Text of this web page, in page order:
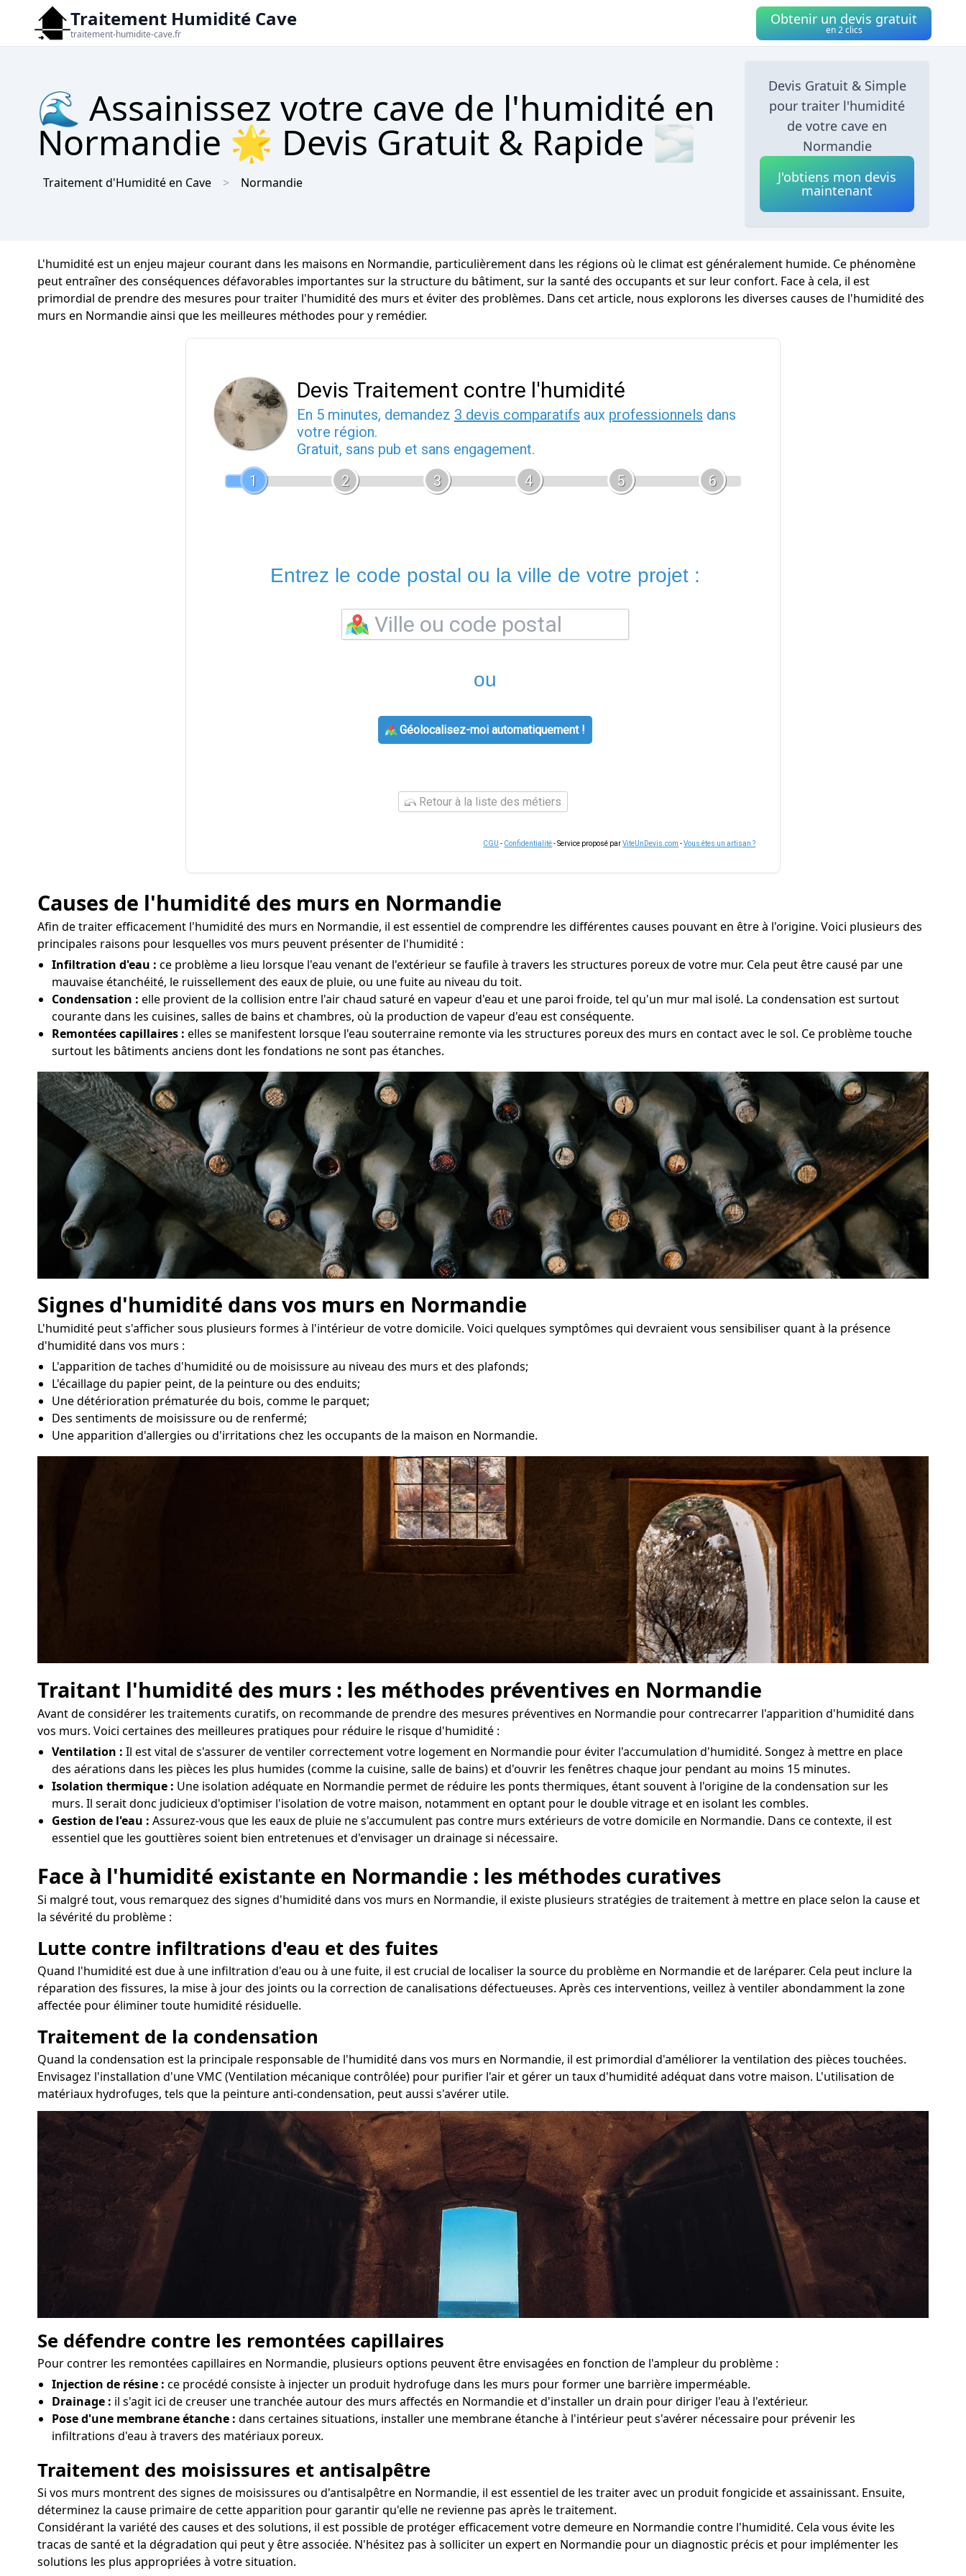
Traitement Humidité Cave
traitement-humidite-cave.fr
Obtenir un devis gratuit
en 2 clics
🌊 Assainissez votre cave de l'humidité en
Normandie 🌟 Devis Gratuit & Rapide 🌫
Traitement d'Humidité en Cave Normandie
Devis Gratuit & Simple
pour traiter l'humidité
de votre cave en
Normandie
J'obtiens mon devis
maintenant
L'humidité est un enjeu majeur courant dans les maisons en Normandie, particulièrement dans les régions où le climat est généralement humide. Ce phénomène
peut entraîner des conséquences défavorables importantes sur la structure du bâtiment, sur la santé des occupants et sur leur confort. Face à cela, il est
primordial de prendre des mesures pour traiter l'humidité des murs et éviter des problèmes. Dans cet article, nous explorons les diverses causes de l'humidité des
murs en Normandie ainsi que les meilleures méthodes pour y remédier.
Devis Traitement contre l'humidité
En 5 minutes, demandez 3 devis comparatifs aux professionnels dans
votre région.
Gratuit, sans pub et sans engagement.
1
2 3 4 5 6
Entrez le code postal ou la ville de votre projet :
ou
Géolocalisez-moi automatiquement !
Retour à la liste des métiers
CGU - Confidentialité- Service proposé parViteUnDevis.com -Vous êtes un artisan ?
Causes de l'humidité des murs en Normandie
Afin de traiter efficacement l'humidité des murs en Normandie, il est essentiel de comprendre les différentes causes pouvant en être à l'origine. Voici plusieurs des
principales raisons pour lesquelles vos murs peuvent présenter de l'humidité :
Infiltration d'eau : ce problème a lieu lorsque l'eau venant de l'extérieur se faufile à travers les structures poreux de votre mur. Cela peut être causé par une
mauvaise étanchéité, le ruissellement des eaux de pluie, ou une fuite au niveau du toit.
Condensation : elle provient de la collision entre l'air chaud saturé en vapeur d'eau et une paroi froide, tel qu'un mur mal isolé. La condensation est surtout
courante dans les cuisines, salles de bains et chambres, où la production de vapeur d'eau est conséquente.
Remontées capillaires : elles se manifestent lorsque l'eau souterraine remonte via les structures poreux des murs en contact avec le sol. Ce problème touche
surtout les bâtiments anciens dont les fondations ne sont pas étanches.
Signes d'humidité dans vos murs en Normandie
L'humidité peut s'afficher sous plusieurs formes à l'intérieur de votre domicile. Voici quelques symptômes qui devraient vous sensibiliser quant à la présence
d'humidité dans vos murs :
L'apparition de taches d'humidité ou de moisissure au niveau des murs et des plafonds;
L'écaillage du papier peint, de la peinture ou des enduits;
Une détérioration prématurée du bois, comme le parquet;
Des sentiments de moisissure ou de renfermé;
Une apparition d'allergies ou d'irritations chez les occupants de la maison en Normandie.
Traitant l'humidité des murs : les méthodes préventives en Normandie
Avant de considérer les traitements curatifs, on recommande de prendre des mesures préventives en Normandie pour contrecarrer l'apparition d'humidité dans
vos murs. Voici certaines des meilleures pratiques pour réduire le risque d'humidité :
Ventilation : Il est vital de s'assurer de ventiler correctement votre logement en Normandie pour éviter l'accumulation d'humidité. Songez à mettre en place
des aérations dans les pièces les plus humides (comme la cuisine, salle de bains) et d'ouvrir les fenêtres chaque jour pendant au moins 15 minutes.
Isolation thermique : Une isolation adéquate en Normandie permet de réduire les ponts thermiques, étant souvent à l'origine de la condensation sur les
murs. Il serait donc judicieux d'optimiser l'isolation de votre maison, notamment en optant pour le double vitrage et en isolant les combles.
Gestion de l'eau : Assurez-vous que les eaux de pluie ne s'accumulent pas contre murs extérieurs de votre domicile en Normandie. Dans ce contexte, il est
essentiel que les gouttières soient bien entretenues et d'envisager un drainage si nécessaire.
Face à l'humidité existante en Normandie : les méthodes curatives
Si malgré tout, vous remarquez des signes d'humidité dans vos murs en Normandie, il existe plusieurs stratégies de traitement à mettre en place selon la cause et
la sévérité du problème :
Lutte contre infiltrations d'eau et des fuites
Quand l'humidité est due à une infiltration d'eau ou à une fuite, il est crucial de localiser la source du problème en Normandie et de laréparer. Cela peut inclure la
réparation des fissures, la mise à jour des joints ou la correction de canalisations défectueuses. Après ces interventions, veillez à ventiler abondamment la zone
affectée pour éliminer toute humidité résiduelle.
Traitement de la condensation
Quand la condensation est la principale responsable de l'humidité dans vos murs en Normandie, il est primordial d'améliorer la ventilation des pièces touchées.
Envisagez l'installation d'une VMC (Ventilation mécanique contrôlée) pour purifier l'air et gérer un taux d'humidité adéquat dans votre maison. L'utilisation de
matériaux hydrofuges, tels que la peinture anti-condensation, peut aussi s'avérer utile.
Se défendre contre les remontées capillaires
Pour contrer les remontées capillaires en Normandie, plusieurs options peuvent être envisagées en fonction de l'ampleur du problème :
Injection de résine : ce procédé consiste à injecter un produit hydrofuge dans les murs pour former une barrière imperméable.
Drainage : il s'agit ici de creuser une tranchée autour des murs affectés en Normandie et d'installer un drain pour diriger l'eau à l'extérieur.
Pose d'une membrane étanche : dans certaines situations, installer une membrane étanche à l'intérieur peut s'avérer nécessaire pour prévenir les
infiltrations d'eau à travers des matériaux poreux.
Traitement des moisissures et antisalpêtre
Si vos murs montrent des signes de moisissures ou d'antisalpêtre en Normandie, il est essentiel de les traiter avec un produit fongicide et assainissant. Ensuite,
déterminez la cause primaire de cette apparition pour garantir qu'elle ne revienne pas après le traitement.
Considérant la variété des causes et des solutions, il est possible de protéger efficacement votre demeure en Normandie contre l'humidité. Cela vous évite les
tracas de santé et la dégradation qui peut y être associée. N'hésitez pas à solliciter un expert en Normandie pour un diagnostic précis et pour implémenter les
solutions les plus appropriées à votre situation.